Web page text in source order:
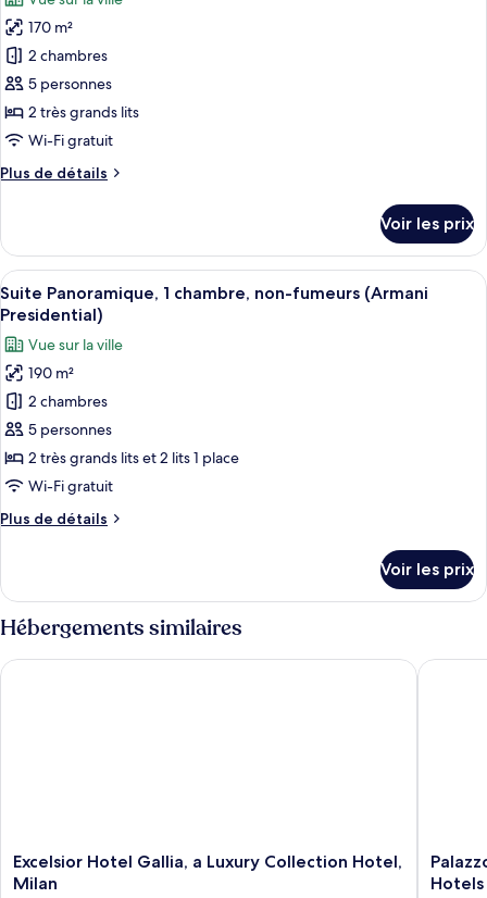
plusieurs
lits
photos
pour
ce
type
de
chambre :
Panoramique,
non-
fumeurs
(Armani
Milano
Duomo)
170 m²
2 chambres
5 personnes
2 très grands lits
Wi-Fi gratuit
Plus de détails
Plus
le
type
de
chambre
Panoramique,
chambre,
non-
fumeurs
Milano
Duomo)
Voir les prix
Afficher
toutes
les
photos
pour
ce
type
de
chambre :
Panoramique,
non-
fumeurs
(Armani
Presidential)
Un salon moderne avec un canapé,
6
Suite Panoramique, 1 chambre, non-fumeurs (Armani
Presidential)
Vue sur la ville
190 m²
2 chambres
5 personnes
2 très grands lits et 2 lits 1 place
Wi-Fi gratuit
Plus de détails
Plus
le
type
de
Suite
Voir les prix
Hébergements similaires
Excelsior
Hotel
Excelsior Hotel Gallia, a Luxury Collection Hotel,
Milan
Excelsior Hotel Gallia, a Luxury Collection Hotel, Milan
Palazzo
Palazzo